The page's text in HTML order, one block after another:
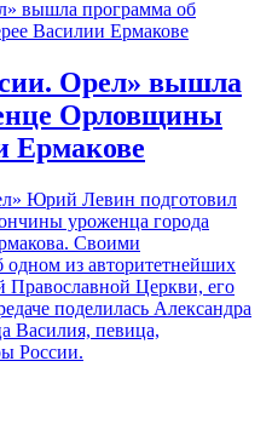
Орел» вышла
Орловщины
Ермакове
Юрий Левин подготовил
уроженца города
Своими
из авторитетнейших
Православной Церкви, его
поделилась Александра
Василия, певица,
России.